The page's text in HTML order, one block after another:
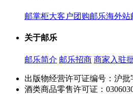
邮掌柜大客户团购邮乐海外站
关于邮乐
邮乐简介 邮乐招商 商家入驻
出版物经营许可证编号：沪批
酒类商品零售许可证：